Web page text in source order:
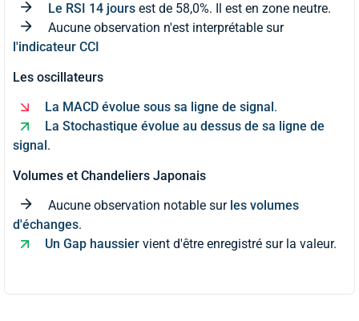
Le RSI 14 jours est de 58,0%. Il est en zone neutre.
Aucune observation n'est interprétable sur
l'indicateur CCI
Les oscillateurs
La MACD évolue sous sa ligne de signal.
La Stochastique évolue au dessus de sa ligne de
signal.
Volumes et Chandeliers Japonais
Aucune observation notable sur les volumes
d'échanges.
Un Gap haussier vient d'être enregistré sur la valeur.